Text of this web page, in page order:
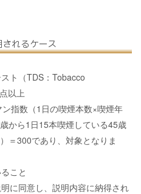
れるケース
ト（TDS：Tobacco
以上
指数（1日の喫煙本数×喫煙年
から1日15本喫煙している45歳
＝300であり、対象となりま
こと
に同意し、説明内容に納得され